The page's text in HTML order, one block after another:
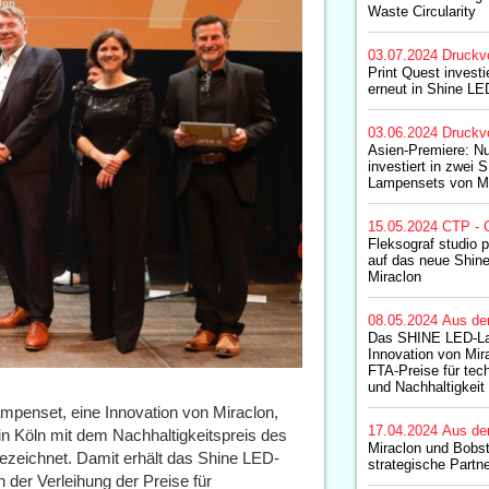
eine Innovation von Miraclon,
Köln mit dem Nachhaltigkeitspreis des
Damit erhält das Shine LED-
der Verleihung der Preise für
Waste Circularity
03.07.2024
Print Quest
erneut in Shine
03.06.2024
Asien-Premiere:
investiert in zwei
Lampensets von
15.05.2024 CTP -
Fleksograf studio
auf das neue
Miraclon
08.05.2024 Aus
Das SHINE LED-
Innovation von
FTA-Preise für
und Nachhaltigkeit
17.04.2024 Aus
Miraclon und
strategische